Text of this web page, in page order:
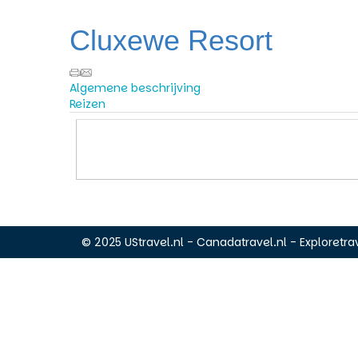
Cluxewe Resort
Algemene beschrijving
Reizen
© 2025 UStravel.nl - Canadatravel.nl -